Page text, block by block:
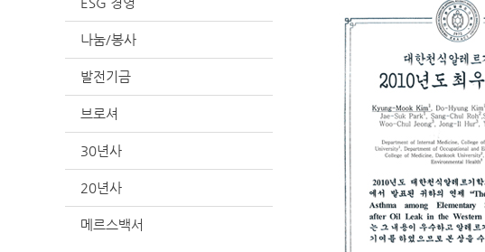
나눔/봉사
발전기금
브로셔
30년사
20년사
메르스백서